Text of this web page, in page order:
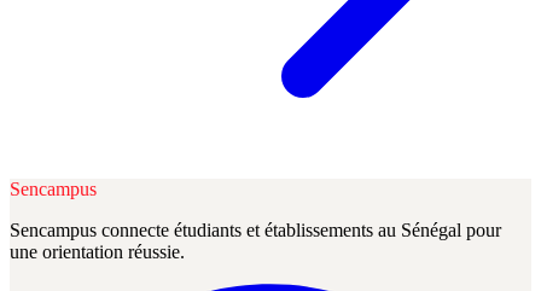
Sencampus
Sencampus connecte étudiants et établissements au Sénégal pour
une orientation réussie.